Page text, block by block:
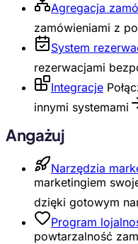
Agregacja
zamówieniami z
System
rezerwacjami
Integracje
innymi systemami
Angażuj
Narzędzia
marketingiem
dzięki gotowym
Program
powtarzalność